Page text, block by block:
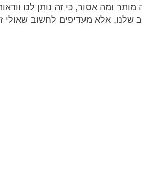
ומה אסור, כי זה נותן לנו
שלנו, אלא מעדיפים לחשוב שאולי